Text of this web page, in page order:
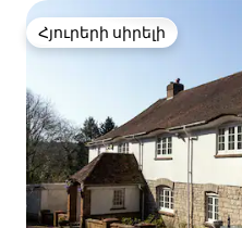
Հյուրերի սիրելի
Հյուրերի սիրելի